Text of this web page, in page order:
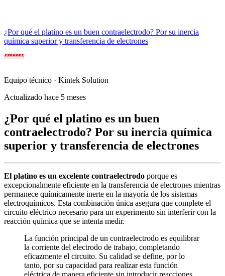
¿Por qué el platino es un buen contraelectrodo? Por su inercia
química superior y transferencia de electrones
Equipo técnico · Kintek Solution
Actualizado hace 5 meses
¿Por qué el platino es un buen
contraelectrodo? Por su inercia química
superior y transferencia de electrones
El platino es un excelente contraelectrodo porque es
excepcionalmente eficiente en la transferencia de electrones mientras
permanece químicamente inerte en la mayoría de los sistemas
electroquímicos. Esta combinación única asegura que complete el
circuito eléctrico necesario para un experimento sin interferir con la
reacción química que se intenta medir.
La función principal de un contraelectrodo es equilibrar
la corriente del electrodo de trabajo, completando
eficazmente el circuito. Su calidad se define, por lo
tanto, por su capacidad para realizar esta función
eléctrica de manera eficiente sin introducir reacciones